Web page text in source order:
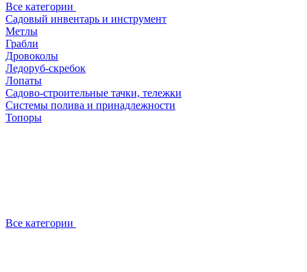
Все категории
Садовый инвентарь и инструмент
Метлы
Грабли
Дровоколы
Ледоруб-скребок
Лопаты
Садово-строительные тачки, тележки
Системы полива и принадлежности
Топоры
Все категории